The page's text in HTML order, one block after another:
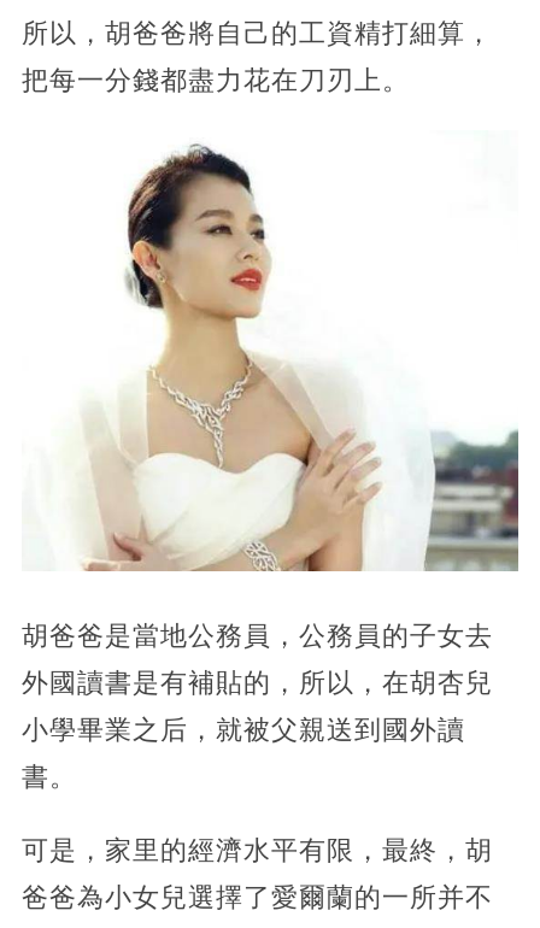
所以，胡爸爸將自己的工資精打細算，
把每一分錢都盡力花在刀刃上。
胡爸爸是當地公務員，公務員的子女去
外國讀書是有補貼的，所以，在胡杏兒
小學畢業之后，就被父親送到國外讀
書。
可是，家里的經濟水平有限，最終，胡
爸爸為小女兒選擇了愛爾蘭的一所并不